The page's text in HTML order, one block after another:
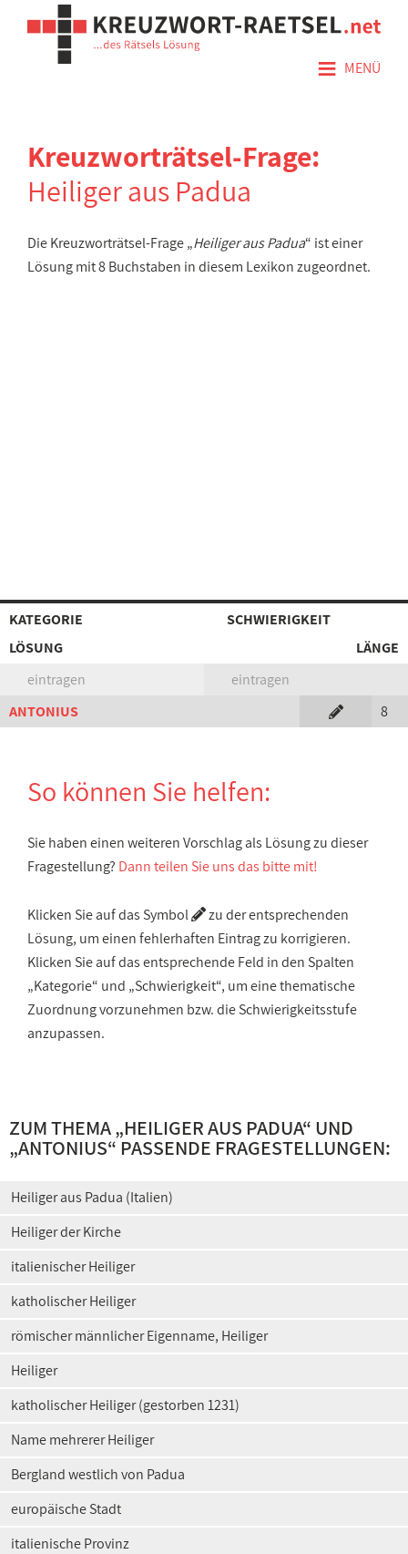
≡ MENÜ
Kreuzworträtsel-Frage:
Heiliger aus Padua
Die Kreuzworträtsel-Frage „Heiliger aus Padua“ ist einer
Lösung mit 8 Buchstaben in diesem Lexikon zugeordnet.
KATEGORIE
SCHWIERIGKEIT
LÖSUNG
LÄNGE
eintragen
eintragen
ANTONIUS
8
So können Sie helfen:
Sie haben einen weiteren Vorschlag als Lösung zu dieser
Fragestellung? Dann teilen Sie uns das bitte mit!
Klicken Sie auf das Symbol
zu der entsprechenden
Lösung, um einen fehlerhaften Eintrag zu korrigieren.
Klicken Sie auf das entsprechende Feld in den Spalten
„Kategorie“ und „Schwierigkeit“, um eine thematische
Zuordnung vorzunehmen bzw. die Schwierigkeitsstufe
anzupassen.
ZUM THEMA „HEILIGER AUS PADUA“ UND
„ANTONIUS“ PASSENDE FRAGESTELLUNGEN:
Heiliger aus Padua (Italien)
Heiliger der Kirche
italienischer Heiliger
katholischer Heiliger
römischer männlicher Eigenname, Heiliger
Heiliger
katholischer Heiliger (gestorben 1231)
Name mehrerer Heiliger
Bergland westlich von Padua
europäische Stadt
italienische Provinz